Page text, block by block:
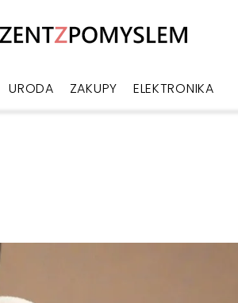
URODA ZAKUPY ELEKTRONIKA